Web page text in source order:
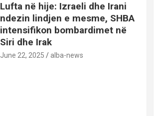
Lufta në hije: Izraeli dhe Irani
ndezin lindjen e mesme, SHBA
intensifikon bombardimet në
Siri dhe Irak
June 22, 2025 alba-news